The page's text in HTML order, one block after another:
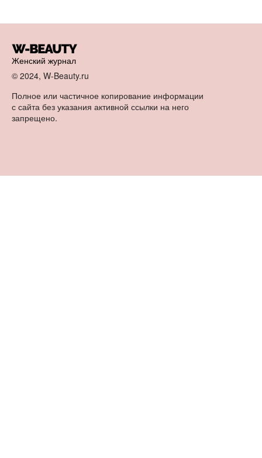
Женский журнал
© 2024, W-Beauty.ru
Полное или частичное копирование информации
с сайта без указания активной ссылки на него
запрещено.